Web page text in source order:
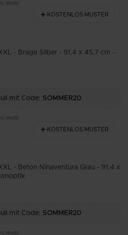
MwSt
KOSTENLOS MUSTER
- Braga Silber - 91,4 x 45,7 cm -
mit Code: SOMMER20
MwSt
KOSTENLOS MUSTER
- Beton Ninaventura Grau - 91,4 x
mit Code: SOMMER20
MwSt